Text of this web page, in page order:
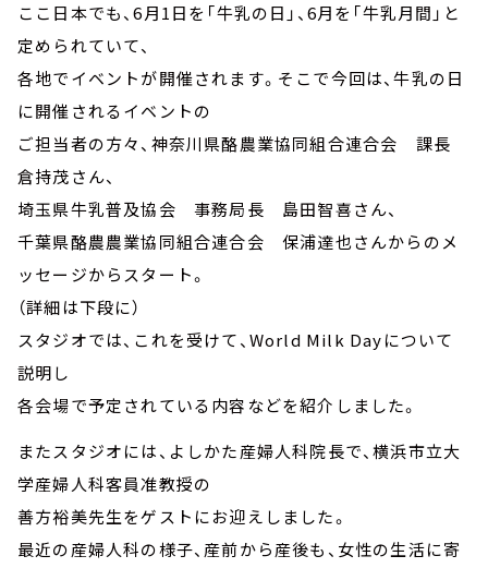
ここ日本でも、6月1日を「牛乳の日」、6月を「牛乳月間」と
定められていて、
各地でイベントが開催されます。そこで今回は、牛乳の日
に開催されるイベントの
ご担当者の方々、神奈川県酪農業協同組合連合会 課長
倉持茂さん、
埼玉県牛乳普及協会 事務局長 島田智喜さん、
千葉県酪農農業協同組合連合会 保浦達也さんからのメ
ッセージからスタート。
（詳細は下段に）
スタジオでは、これを受けて、World Milk Dayについて
説明し
各会場で予定されている内容などを紹介しました。
またスタジオには、よしかた産婦人科院長で、横浜市立大
学産婦人科客員准教授の
善方裕美先生をゲストにお迎えしました。
最近の産婦人科の様子、産前から産後も、女性の生活に寄